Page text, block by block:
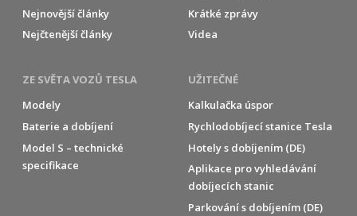
Nejnovější články
Nejčtenější články
Krátké zprávy
Videa
ZE SVĚTA VOZŮ TESLA
Modely
Baterie a dobíjení
Model S – technické
specifikace
UŽITEČNÉ
Kalkulačka úspor
Rychlodobíjecí stanice Tesla
Hotely s dobíjením (DE)
Aplikace pro vyhledávání
dobíjecích stanic
Parkování s dobíjením (DE)